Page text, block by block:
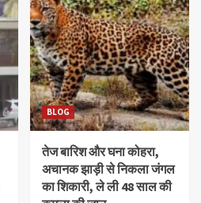
BLOG
तेज बारिश और घना कोहरा,
अचानक झाड़ी से निकला जंगल
का शिकारी, ले ली 48 साल की